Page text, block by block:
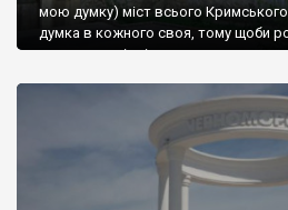
мою думку) міст всього
думка в кожного своя, тому щоби
запрошую відвідати це